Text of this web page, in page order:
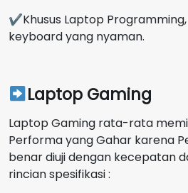
✔Khusus Laptop
keyboard yang nyaman.
Laptop Gaming
Laptop Gaming rata-rata
Performa yang Gahar karena
benar diuji dengan kecepatan
rincian spesifikasi :